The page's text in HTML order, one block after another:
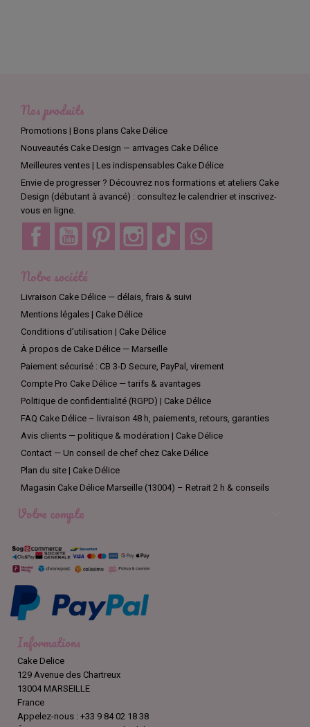
Nos produits
Promotions | Bons plans Cake Délice
Nouveautés Cake Design — arrivages Cake Délice
Meilleures ventes | Les indispensables Cake Délice
Envie de progresser ? Découvrez nos formations et ateliers Cake
Design (débutant à avancé) : consultez le calendrier et inscrivez-
vous en ligne.
Facebook YouTube Pinterest Instagram TikTok
Notre société
Livraison Cake Délice — délais, frais & suivi
Mentions légales | Cake Délice
Conditions d’utilisation | Cake Délice
À propos de Cake Délice — Marseille
Paiement sécurisé : CB 3-D Secure, PayPal, virement
Compte Pro Cake Délice — tarifs & avantages
Politique de confidentialité (RGPD) | Cake Délice
FAQ Cake Délice – livraison 48 h, paiements, retours, garanties
Avis clients — politique & modération | Cake Délice
Contact — Un conseil de chef chez Cake Délice
Plan du site | Cake Délice
Magasin Cake Délice Marseille (13004) – Retrait 2 h & conseils
Votre compte
Informations
Cake Delice
129 Avenue des Chartreux
13004 MARSEILLE
France
Appelez-nous : +33 9 84 02 18 38